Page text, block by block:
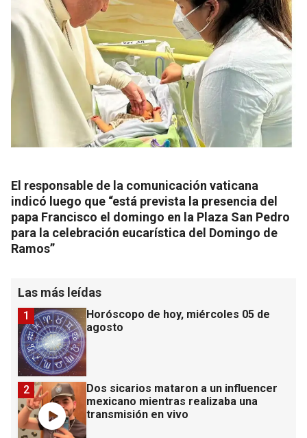
El responsable de la comunicación vaticana
indicó luego que “está prevista la presencia del
papa Francisco el domingo en la Plaza San Pedro
para la celebración eucarística del Domingo de
Ramos”
Las más leídas
Horóscopo de hoy, miércoles 05 de
agosto
1
Dos sicarios mataron a un influencer
mexicano mientras realizaba una
transmisión en vivo
2